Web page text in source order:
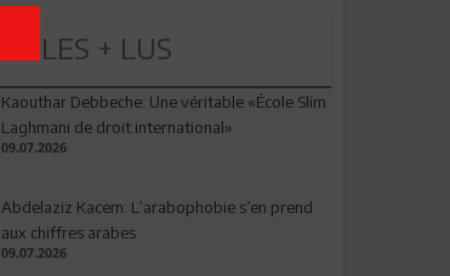
LES + LUS
Kaouthar Debbeche: Une véritable «École Slim
Laghmani de droit international»
09.07.2026
Abdelaziz Kacem: L’arabophobie s’en prend
aux chiffres arabes
09.07.2026